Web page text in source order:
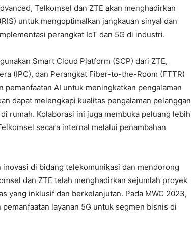
Telkomsel dan ZTE akan menghadirkan
untuk mengoptimalkan jangkauan sinyal dan
perangkat IoT dan 5G di industri.
Smart Cloud Platform (SCP) dari ZTE,
(IPC), dan Perangkat Fiber-to-the-Room (FTTR)
AI untuk meningkatkan pengalaman
dapat melengkapi kualitas pengalaman pelanggan
rumah. Kolaborasi ini juga membuka peluang lebih
secara internal melalui penambahan
di bidang telekomunikasi dan mendorong
dan ZTE telah menghadirkan sejumlah proyek
yang inklusif dan berkelanjutan. Pada MWC 2023,
layanan 5G untuk segmen bisnis di